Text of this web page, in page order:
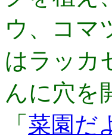
ウ、コマ
はラッカ
んに穴を
「 菜園だ